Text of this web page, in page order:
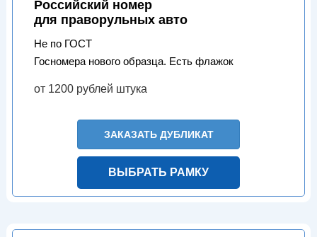
Российский номер
для праворульных авто
Не по ГОСТ
Госномера нового образца. Есть флажок
от 1200 рублей штука
ЗАКАЗАТЬ ДУБЛИКАТ
ВЫБРАТЬ РАМКУ